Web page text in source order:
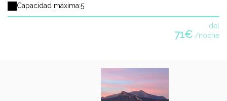
Capacidad máxima:5
del
71€ /noche